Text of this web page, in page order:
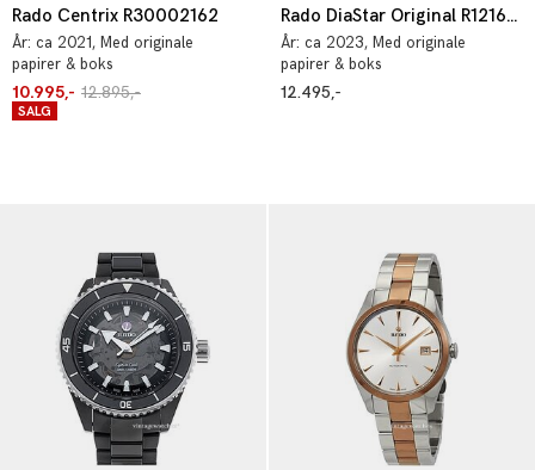
Rado Centrix R30002162
År: ca 2021, Med originale
papirer & boks
10.995,- 12.895,-
SALG
Rado DiaStar Original R12160213
År: ca 2023, Med originale
papirer & boks
12.495,-